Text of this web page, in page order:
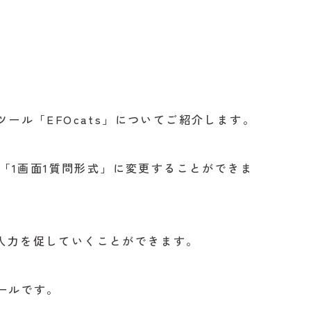
ル「EFOcats」についてご紹介します。
画面1質問形式」に変更することができま
を促していくことができます。
です。